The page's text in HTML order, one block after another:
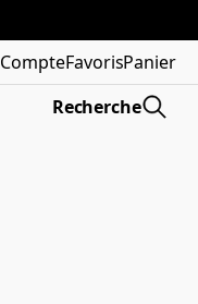
CompteFavorisPanier
Recherche